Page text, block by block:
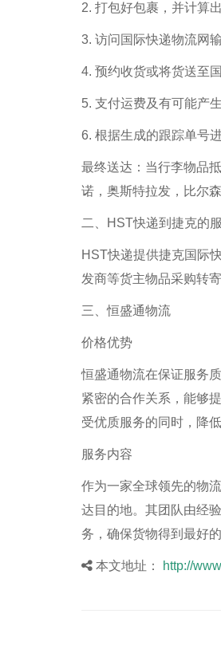
2. 打包好包裹，并计算
3. 访问国际快递物流网
4. 预约收货或将货送至
5. 支付运费及有可能产
6. 根据生成的跟踪单号
最终送达：当行李物品
诺，奥斯特拉发，比尔森
二、HST快递到捷克的
HST快递提供捷克国际
发商等货主物品采购转
三、恒盛通物流
价格优势
恒盛通物流在保证服务
紧密的合作关系，能够
受优质服务的同时，降低
服务内容
作为一家全球领先的物
达目的地。其团队由经
务，确保货物得到最好的
本文地址： http://